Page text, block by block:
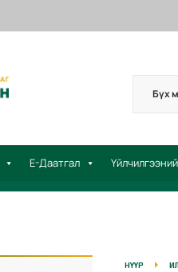
Е-Даатгал
НҮҮР